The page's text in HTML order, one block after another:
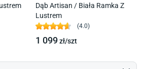
Dąb Artisan / Biała Ramka Z
Lustrem
(4.0)
1 099zł/szt